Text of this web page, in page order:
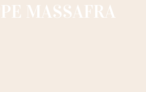
MASSAFRA